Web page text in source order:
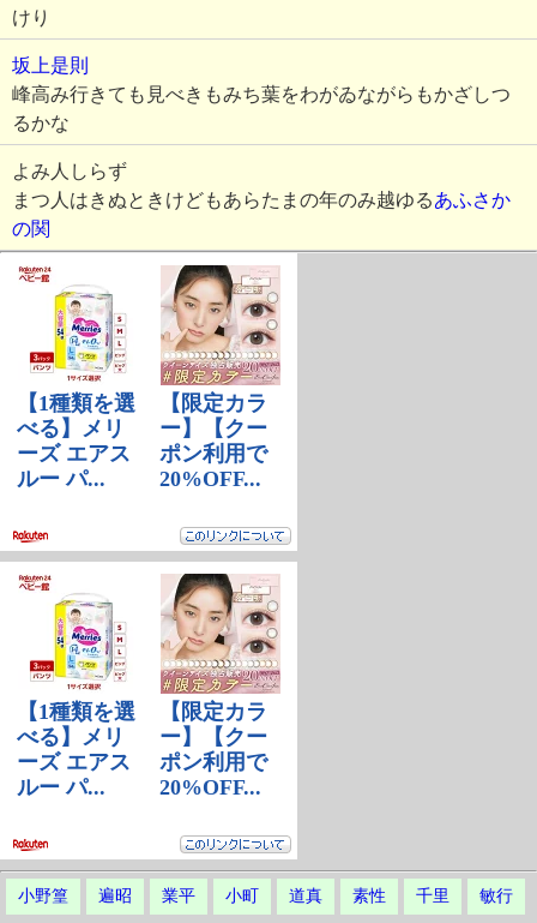
けり
坂上是則
峰高み行きても見べきもみち葉をわがゐながらもかざしつ
るかな
よみ人しらず
まつ人はきぬときけどもあらたまの年のみ越ゆるあふさか
の関
小野篁 遍昭 業平 小町 道真 素性 千里 敏行